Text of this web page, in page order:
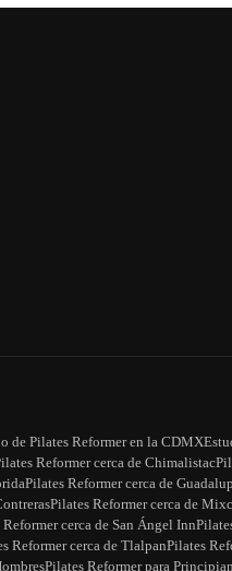
de Pilates Reformer en la CDMX
Reformer cerca de Chimalistac
Pilates Reformer cerca de
Pilates Reformer cerca de
cerca de San Ángel Inn
Reformer cerca de TlalpanPilates
Pilates Reformer para